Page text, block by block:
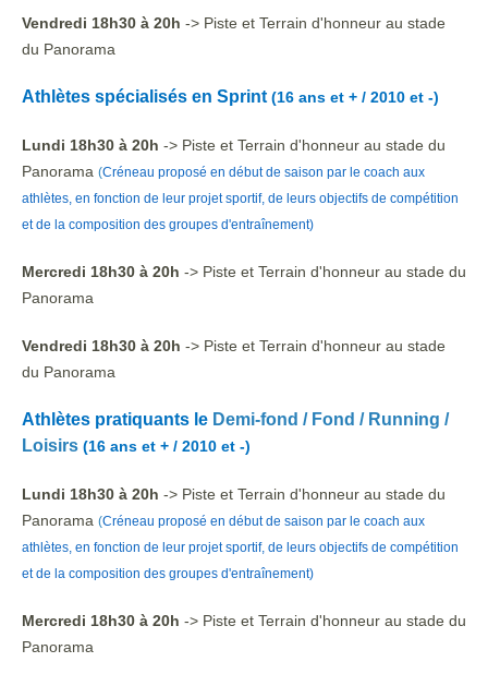
Vendredi 18h30 à 20h -> Piste et Terrain d'honneur au stade
du Panorama
Athlètes spécialisés en Sprint (16 ans et + / 2010 et -)
Lundi 18h30 à 20h -> Piste et Terrain d'honneur au stade du
Panorama (Créneau proposé en début de saison par le coach aux
athlètes, en fonction de leur projet sportif, de leurs objectifs de compétition
et de la composition des groupes d'entraînement)
Mercredi 18h30 à 20h -> Piste et Terrain d'honneur au stade du
Panorama
Vendredi 18h30 à 20h -> Piste et Terrain d'honneur au stade
du Panorama
Athlètes pratiquants le Demi-fond / Fond / Running /
Loisirs (16 ans et + / 2010 et -)
Lundi 18h30 à 20h -> Piste et Terrain d'honneur au stade du
Panorama (Créneau proposé en début de saison par le coach aux
athlètes, en fonction de leur projet sportif, de leurs objectifs de compétition
et de la composition des groupes d'entraînement)
Mercredi 18h30 à 20h -> Piste et Terrain d'honneur au stade du
Panorama